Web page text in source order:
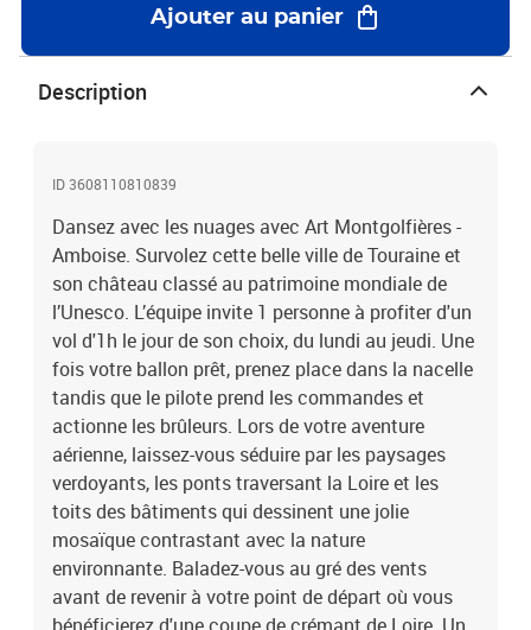
Ajouter au panier
Description
ID 3608110810839
Dansez avec les nuages avec Art Montgolfières -
Amboise. Survolez cette belle ville de Touraine et
son château classé au patrimoine mondiale de
l’Unesco. L’équipe invite 1 personne à profiter d'un
vol d'1h le jour de son choix, du lundi au jeudi. Une
fois votre ballon prêt, prenez place dans la nacelle
tandis que le pilote prend les commandes et
actionne les brûleurs. Lors de votre aventure
aérienne, laissez-vous séduire par les paysages
verdoyants, les ponts traversant la Loire et les
toits des bâtiments qui dessinent une jolie
mosaïque contrastant avec la nature
environnante. Baladez-vous au gré des vents
avant de revenir à votre point de départ où vous